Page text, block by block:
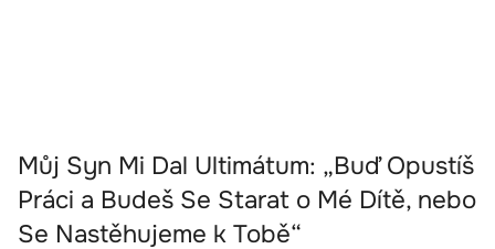
Můj Syn Mi Dal Ultimátum: „Buď Opustíš
Práci a Budeš Se Starat o Mé Dítě, nebo
Se Nastěhujeme k Tobě“